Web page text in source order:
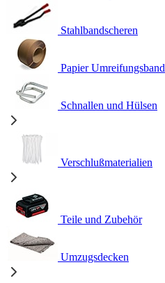
Stahlbandscheren
Papier Umreifungsband
Schnallen und Hülsen
Verschlußmaterialien
Teile und Zubehör
Umzugsdecken